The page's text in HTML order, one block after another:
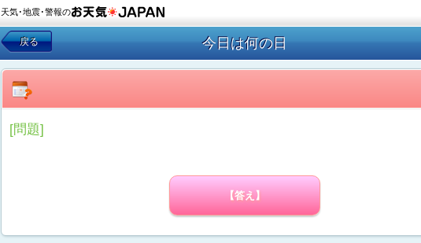
天気･地震･警報の
戻る 今日は何の日
[問題]
【答え】